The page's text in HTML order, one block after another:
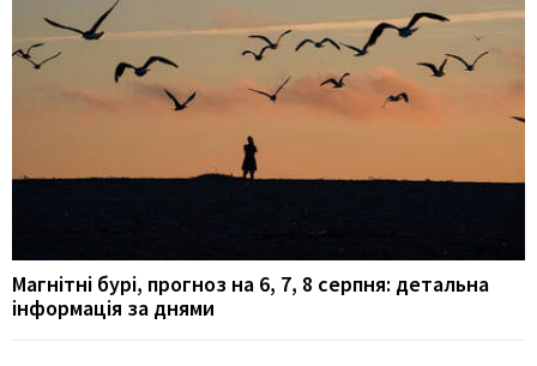
Магнітні бурі, прогноз на 6, 7, 8 серпня: детальна
інформація за днями